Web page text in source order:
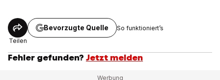
Teilen
Bevorzugte Quelle So funktioniert’s
Fehler gefunden? Jetzt melden